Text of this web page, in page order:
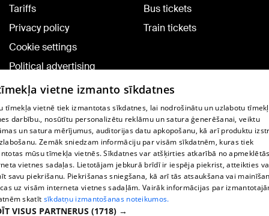
Tariffs
Privacy policy
Cookie settings
Political advertising
Cookie policy
Commenting terms
Bus tickets
Train tickets
TV program
Contract rules
360 Ziņu kontakti
Helio Media
vietne izmanto sīkdatnes
tīmekļa vietnē tiek izmantotas sīkdatnes, lai nodrošinātu un uzlabotu
darbību., nosūtītu personalizētu reklāmu un satura ģenerēšanai, veiktu
un satura mērījumus, auditorijas datu apkopošanu, kā arī produktu
Zemāk sniedzam informāciju par visām sīkdatnēm, kuras tiek
mūsu tīmekļa vietnēs. Sīkdatnes var atšķirties atkarībā no
vietnes sadaļas. Lietotājam jebkurā brīdī ir iespēja piekrist, atteikties
savu piekrišanu. Piekrišanas sniegšana, kā arī tās atsaukšana vai
uz visām interneta vietnes sadaļām. Vairāk informācijas par
skatīt sīkdatņu izmantošanas noteikumos.
VISUS PARTNERUS (1718) →